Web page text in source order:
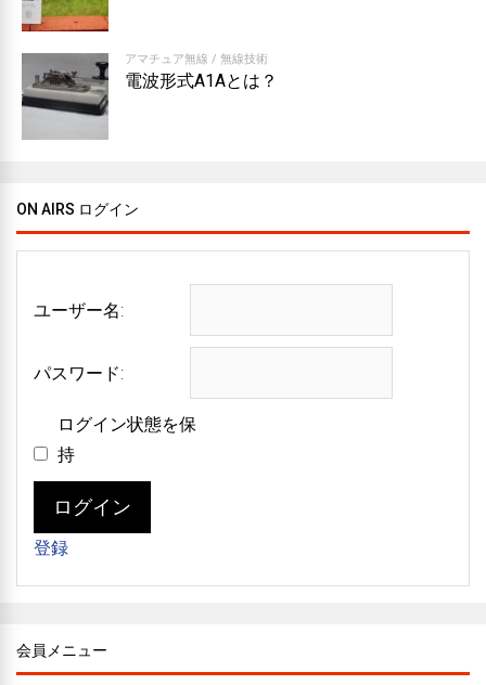
アマチュア無線 / 無線技術
電波形式A1Aとは？
ON AIRS ログイン
ユーザー名:
パスワード:
ログイン状態を保
持
Alternative:
ログイン
登録
会員メニュー